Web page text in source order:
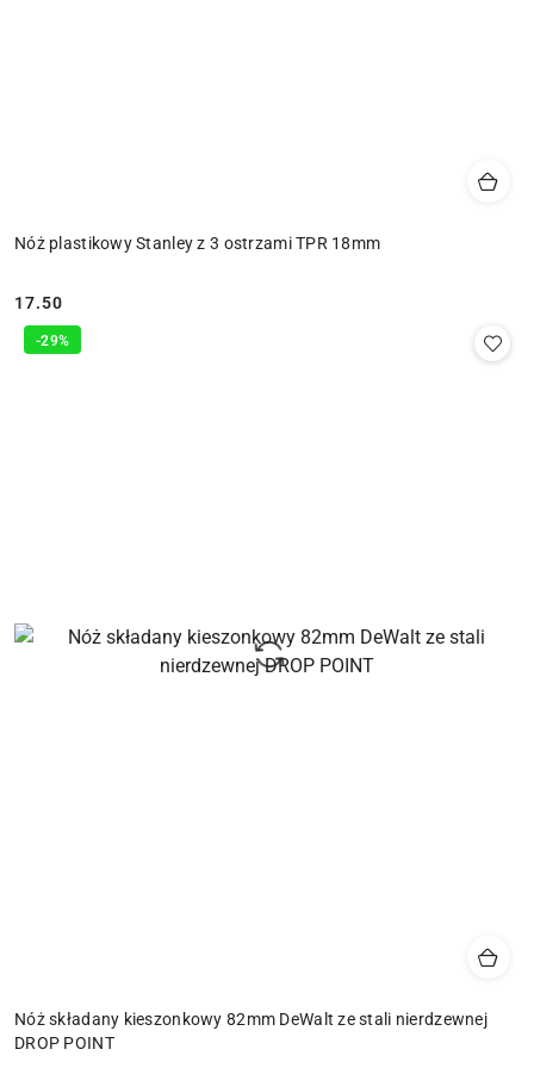
Nóż plastikowy Stanley z 3 ostrzami TPR 18mm
Cena:
17.50
Nóż składany kieszonkowy 82mm DeWalt ze stali nierdzewnej
DROP POINT
-29%